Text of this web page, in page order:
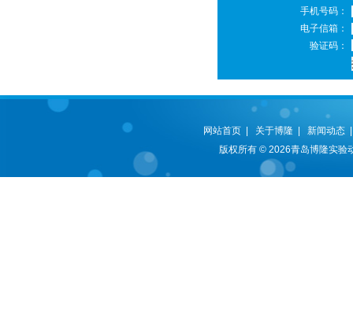
手机号码：
电子信箱：
验证码：
网站首页 关于博隆 |新闻动态
版权所有 © 2026青岛博隆实验